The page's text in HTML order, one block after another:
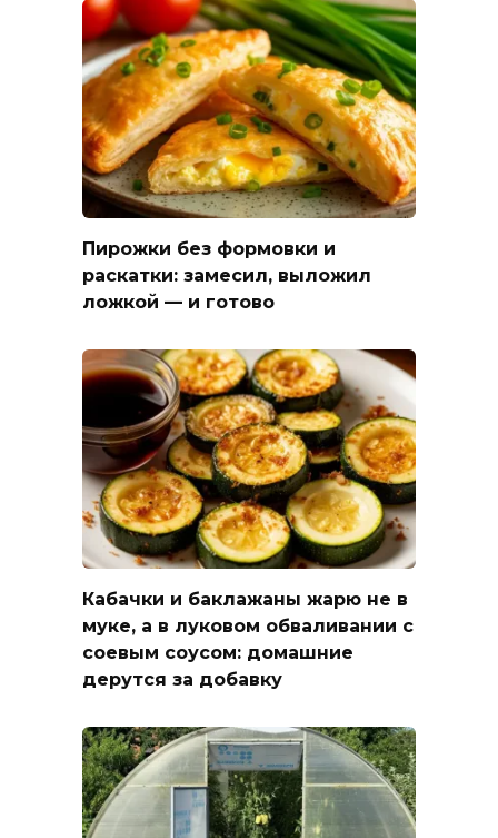
Пирожки без формовки и
раскатки: замесил, выложил
ложкой — и готово
Кабачки и баклажаны жарю не в
муке, а в луковом обваливании с
соевым соусом: домашние
дерутся за добавку